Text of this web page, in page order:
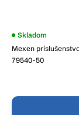
Mexen
79540-50
Skladom